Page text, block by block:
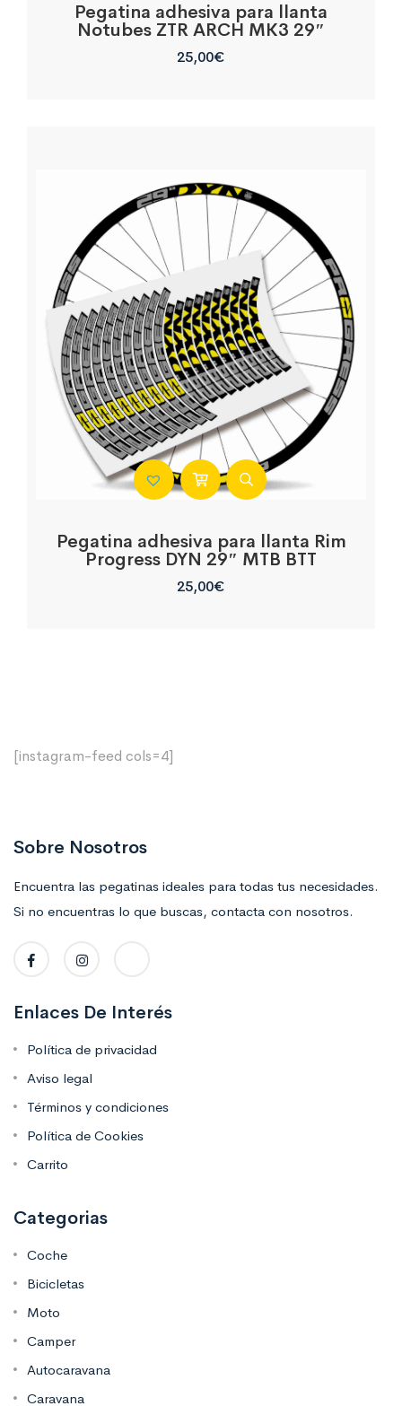
Pegatina adhesiva para llanta
Notubes ZTR ARCH MK3 29″
25,00€
Pegatina adhesiva para llanta Rim
Progress DYN 29″ MTB BTT
25,00€
[instagram-feed cols=4]
Sobre Nosotros
Encuentra las pegatinas ideales para todas tus necesidades.
Si no encuentras lo que buscas, contacta con nosotros.
Enlaces De Interés
Política de privacidad
Aviso legal
Términos y condiciones
Política de Cookies
Carrito
Categorias
Coche
Bicicletas
Moto
Camper
Autocaravana
Caravana